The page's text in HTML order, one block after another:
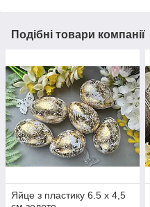
Подібні товари компанії
Яйце з пластику 6.5 х 4,5